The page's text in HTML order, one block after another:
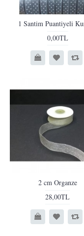
1 Santim Puantiyeli
0,00TL
2 cm Organze
28,00TL